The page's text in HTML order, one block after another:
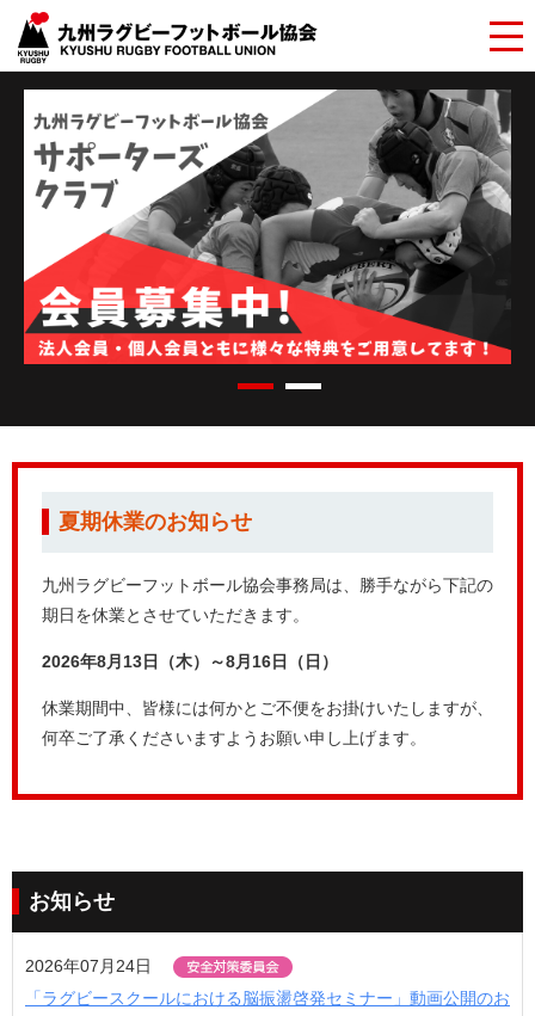
夏期休業のお知らせ
九州ラグビーフットボール協会事務局は、勝手ながら下記の
期日を休業とさせていただきます。
2026年8月13日（木）～8月16日（日）
休業期間中、皆様には何かとご不便をお掛けいたしますが、
何卒ご了承くださいますようお願い申し上げます。
お知らせ
2026年07月24日
「ラグビースクールにおける脳振盪啓発セミナー」動画公開のお